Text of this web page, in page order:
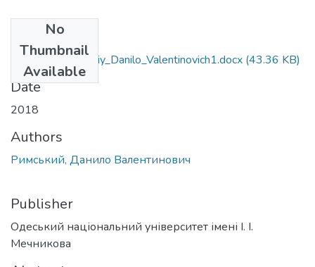
No
Thumbnail
Available
6.030509_Rimskiy_Danilo_Valentinovich1.docx (43.36 KB)
Date
2018
Authors
Римський, Данило Валентинович
Publisher
Одеський національний університет імені І. І.
Мечникова